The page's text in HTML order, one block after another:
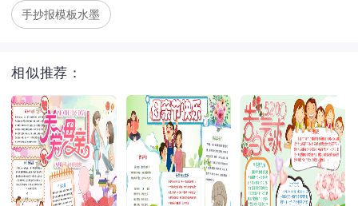
手抄报模板水墨
相似推荐：